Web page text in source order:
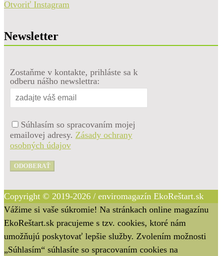
Otvoriť Instagram
Newsletter
Zostaňme v kontakte, prihláste sa k
odberu nášho newslettra:
Súhlasím so spracovaním mojej
emailovej adresy. Zásady ochrany
osobných údajov
ODOBERAŤ
Copyright © 2019-2026 / enviromagazín EkoReštart.sk
Vážime si vaše súkromie! Na stránkach online magazínu
EkoReštart.sk pracujeme s tzv. cookies, ktoré nám
umožňujú poskytovať lepšie služby. Zvolením možnosti
„Súhlasím“ súhlasíte so spracovaním cookies na